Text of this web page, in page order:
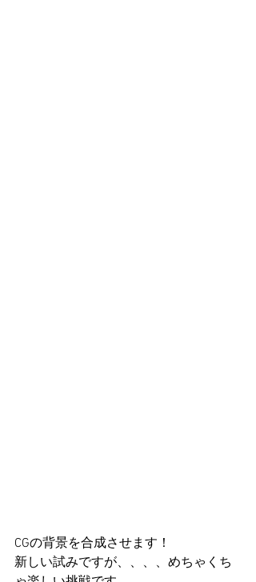
CGの背景を合成させます！
新しい試みですが、、、、めちゃくち